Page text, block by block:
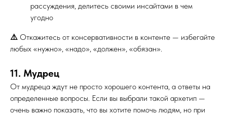
рассуждения, делитесь своими инсайтами в чем
угодно
⚠️ Откажитесь от консервативности в контенте — избегайте
любых «нужно», «надо», «должен», «обязан».
11. Мудрец
От мудреца ждут не просто хорошего контента, а ответы на
определенные вопросы. Если вы выбрали такой архетип —
очень важно показать, что вы хотите помочь людям, но при